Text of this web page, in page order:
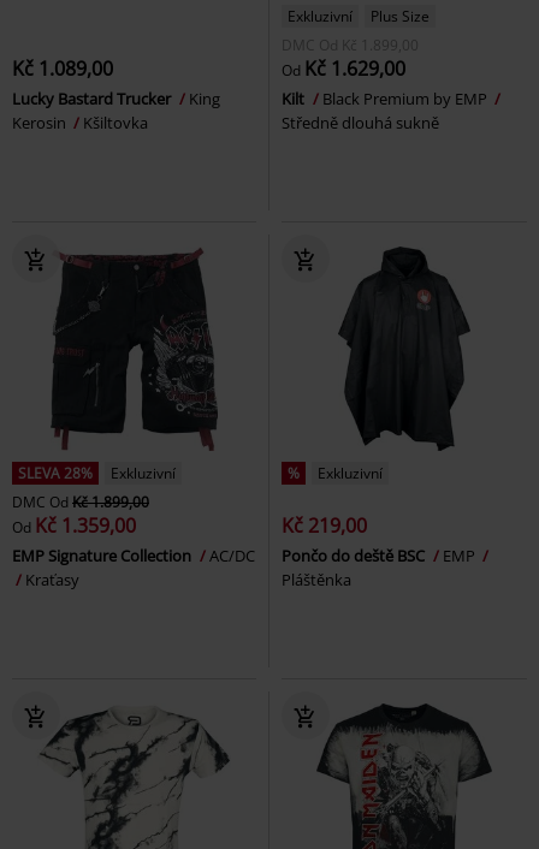
Kč 1.089,00
Lucky Bastard Trucker
King
Kerosin
Kšiltovka
Exkluzivní
Plus Size
DMC Od Kč 1.899,00
Od Kč 1.629,00
Kilt
Black Premium by EMP
Středně dlouhá sukně
SLEVA 28%
Exkluzivní
DMC Od Kč 1.899,00
Od Kč 1.359,00
EMP Signature Collection
AC/DC
Kraťasy
% Exkluzivní
Kč 219,00
Pončo do deště BSC
EMP
Pláštěnka